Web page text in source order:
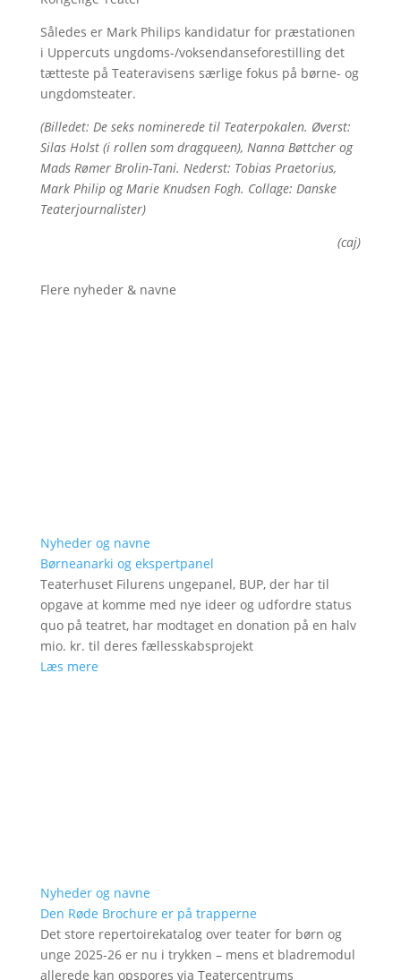
Således er Mark Philips kandidatur for præstationen
i Uppercuts ungdoms-/voksendanseforestilling det
tætteste på Teateravisens særlige fokus på børne- og
ungdomsteater.
(Billedet: De seks nominerede til Teaterpokalen. Øverst:
Silas Holst (i rollen som dragqueen), Nanna Bøttcher og
Mads Rømer Brolin-Tani. Nederst: Tobias Praetorius,
Mark Philip og Marie Knudsen Fogh. Collage: Danske
Teaterjournalister)
(caj)
Flere nyheder & navne
Nyheder og navne
Børneanarki og ekspertpanel
Teaterhuset Filurens ungepanel, BUP, der har til
opgave at komme med nye ideer og udfordre status
quo på teatret, har modtaget en donation på en halv
mio. kr. til deres fællesskabsprojekt
Læs mere
Nyheder og navne
Den Røde Brochure er på trapperne
Det store repertoirekatalog over teater for børn og
unge 2025-26 er nu i trykken – mens et bladremodul
allerede kan opspores via Teatercentrums